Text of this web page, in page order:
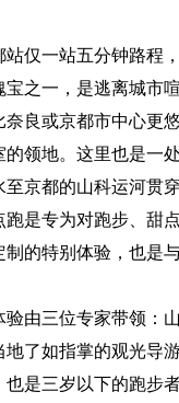
仅一站五分钟路程
之一，是逃离城市
奈良或京都市中心更
领地。这里也是一
京都的山科运河贯穿
跑是专为对跑步、甜
制的特别体验，也是
验由三位专家带领：
了如指掌的观光导
是三岁以下的跑步